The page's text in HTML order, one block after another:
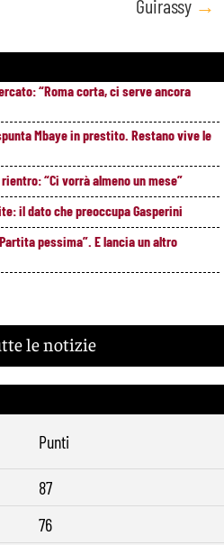
Guirassy →
“Roma corta, ci serve ancora
Mbaye in prestito. Restano vive le
“Ci vorrà almeno un mese”
il dato che preoccupa Gasperini
pessima”. E lancia un altro
le notizie
Punti
87
76